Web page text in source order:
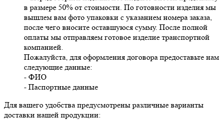
в размере 50% от стоимости. По готовности изделия мы
вышлем вам фото упаковки с указанием номера заказа,
после чего вносите оставшуюся сумму. После полной
оплаты мы отправляем готовое изделие транспортной
компанией.
Пожалуйста, для оформления договора предоставьте нам
следующие данные:
- ФИО
- Паспортные данные
Для вашего удобства предусмотрены различные варианты
доставки нашей продукции: